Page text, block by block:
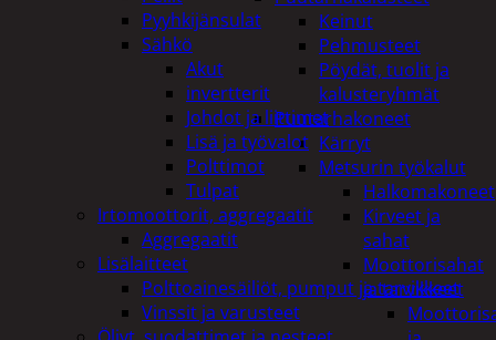
Keinut
Pehmusteet
Pöydät, tuolit ja
kalusteryhmät
Puutarhakoneet
Kärryt
Metsurin työkalut
Halkomakoneet
Kirveet ja
sahat
Moottorisahat
ja tarvikkeet
Pyyhkijänsulat
Sähkö
Akut
invertterit
Johdot ja liittimet
Lisä ja työvalot
Polttimot
Tulpat
Irtomoottorit, aggregaatit
Aggregaatit
Lisälaitteet
Polttoainesäiliöt, pumput ja tarvikkeet
Vinssit ja varusteet